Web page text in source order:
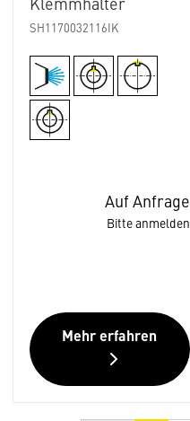
Klemmhalter
SH1170032116IK
Auf Anfrage
Bitte anmelden
Mehr erfahren